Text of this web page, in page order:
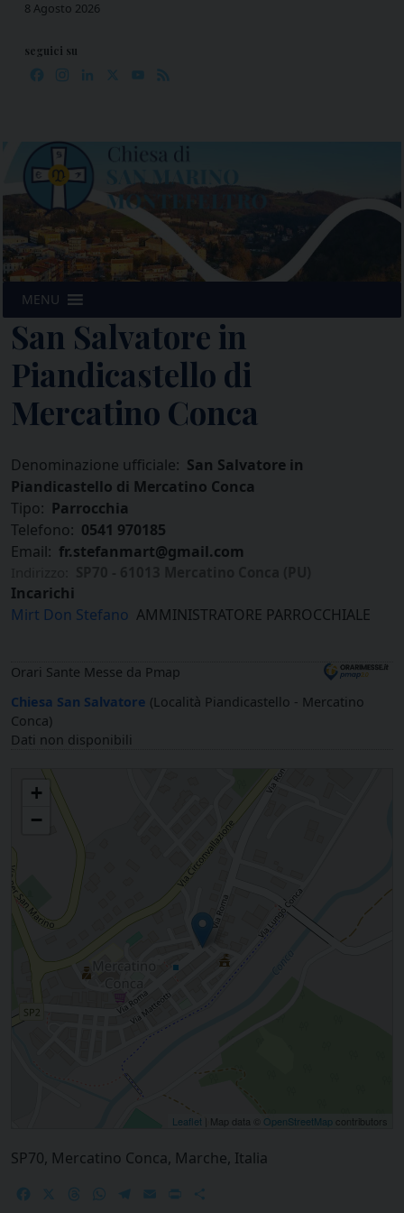
Skip
content
8 Agosto 2026
seguici su
Facebook
Instagram
LinkedIn YouTube
MENU
San Salvatore in
Piandicastello di
Mercatino Conca
Denominazione ufficiale: San Salvatore in
Piandicastello di Mercatino Conca
Tipo: Parrocchia
Telefono: 0541 970185
Email: fr.stefanmart@gmail.com
Incarichi
Mirt Don Stefano AMMINISTRATORE PARROCCHIALE
Orari Sante Messe da Pmap
Chiesa San Salvatore (Località Piandicastello - Mercatino
Conca)
Dati non disponibili
San Salvatore in Piandicastello di Mercatino Conca
+
−
Leaflet | Map data © OpenStreetMap contributors
SP70, Mercatino Conca, Marche, Italia
FacebookThreadsWhatsApp
Telegram
EmailPrint